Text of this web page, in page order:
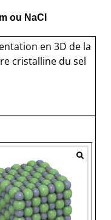
ou NaCl
en 3D de la
cristalline du sel